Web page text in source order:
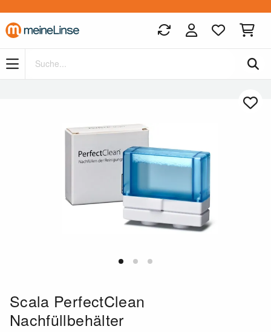
Zum Hauptinhalt springen
Scala PerfectClean
Nachfüllbehälter